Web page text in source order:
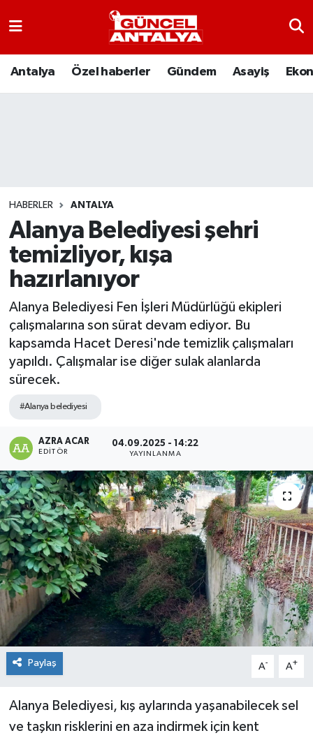
Antalya Özel haberler Gündem Asayiş
HABERLER ANTALYA
Alanya Belediyesi şehri
temizliyor, kışa
hazırlanıyor
Alanya Belediyesi Fen İşleri Müdürlüğü ekipleri
çalışmalarına son sürat devam ediyor. Bu
kapsamda Hacet Deresi'nde temizlik çalışmaları
yapıldı. Çalışmalar ise diğer sulak alanlarda
sürecek.
#Alanya belediyesi
AZRA ACAR
EDITÖR
04.09.2025 - 14:22
YAYINLANMA
Paylaş A- A+
Alanya Belediyesi, kış aylarında yaşanabilecek sel
ve taşkın risklerini en aza indirmek için kent
Antalya
Eğitim
Ekonomi
Gündem
Kültür-Sanat
Magazin
Özel haberler
Sağlık
Siyaset
Spor
Nöbetçi Eczaneler
Tüm Manşetler
Son Dakika Haberleri
Haber Arşivi